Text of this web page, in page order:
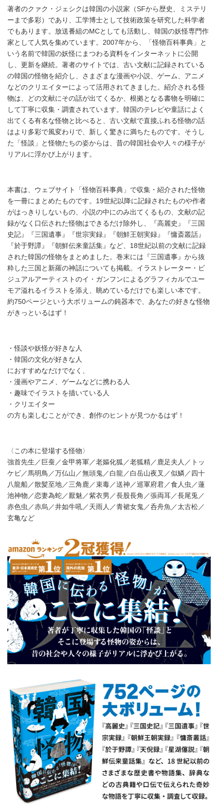
著者のクァク・ジェシクは韓国の小説家（SFから歴史、ミステリ
ーまで多彩）であり、工学博士として技術政策を研究した科学者
でもあります。放送番組のMCとしても活動し、韓国の妖怪専門作
家として人気を集めています。2007年から、「怪物百科事典」と
いう名前で韓国の妖怪にまつわる資料をインターネットに公開
し、更新を継続。著者のサイトでは、古い文献に記録されている
の韓国の怪物を紹介し、さまざまな漫画や小説、ゲーム、アニメ
などのクリエイターによって活用されてきました。紹介される怪
物は、どの文献にその話が出てくるか、根拠となる書物を明確に
して丁寧に収集・調査されています。韓国のテレビや童話によく
出てくる有名な怪物と比べると、古い文献で直接ふれる怪物の話
はより多彩で風変わりで、新しく驚きに満ちたものです。そうし
た「怪談」と怪物たちの姿からは、昔の韓国社会や人々の様子が
リアルに浮かび上がります。
本書は、ウェブサイト「怪物百科事典」で収集・紹介された怪物
を一冊にまとめたものです。19世紀以降に記録されたものや作者
がはっきりしないもの、小説の中にのみ出てくるもの、文献の記
録がなく口伝された怪物はできるだけ除外し、『高麗史』『三国
史記』『三国遺事』『世宗実録』『朝鮮王朝実録』『慵斎叢話』
『於于野譚』『朝鮮伝来童話集』など、18世紀以前の文献に記録
された韓国の怪物をまとめました。巻末には『三国遺事』から抜
粋した三国と新羅の神話についても掲載。イラストレーター・ビ
ジュアルアーティストのイ・ガンフンによるグラフィカルでユー
モア溢れるイラストを添え、眺めているだけでも楽しい本です。
約750ページという大ボリュームの鈍器本で、あなたの好きな怪物
がきっといるはず！
・怪談や妖怪が好きな人
・韓国の文化が好きな人
におすすめなだけでなく、
・漫画やアニメ、ゲームなどに携わる人
・趣味でイラストを描いている人
・クリエイター
の方も楽しむことができ、創作のヒントが見つかるはず！
〈この本に登場する怪物〉
強首先生／巨蚕／金甲将軍／老嫗化狐／老狐精／鹿足夫人／トッ
ケビ／馬明鳥／万仏山／無頭鬼／白龍／白岳山夜叉／似鱗／四十
八龍船／散髪至地／三角鹿／束毒／送神／巡軍府君／食人虫／蓮
池神物／恋妻為蛇／厭魅／紫衣男／長股長角／張両耳／長尾兎／
赤色虫／赤烏／井如牛吼／天雨人／青裙女鬼／呑舟魚／太古松／
玄亀など